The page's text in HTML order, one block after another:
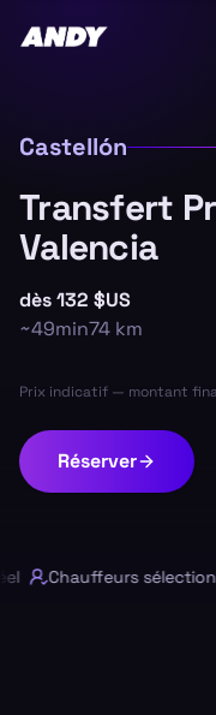
Castellón
Transfert
Valencia
dès132 $US
~49min74 km
Prix indicatif — montant
Réserver
Chauffeurs